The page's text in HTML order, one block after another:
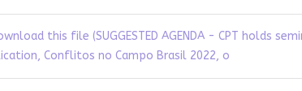
Conflitos no Campo Brasil 2022, o